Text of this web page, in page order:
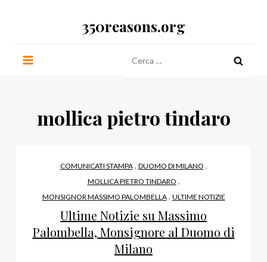
350reasons.org
per:
mollica pietro tindaro
COMUNICATI STAMPA, DUOMO DI MILANO ,
MOLLICA PIETRO TINDARO ,
MONSIGNOR MASSIMO PALOMBELLA, ULTIME NOTIZIE
Ultime Notizie su Massimo
Palombella, Monsignore al Duomo di
Milano